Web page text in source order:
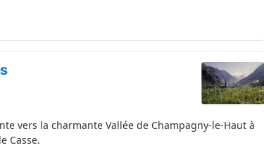
vers la charmante Vallée de Champagny-le-Haut à
Casse.